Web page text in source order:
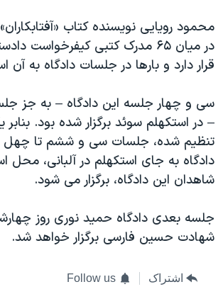
محمود رویایی نویسنده کتاب
در میان ۶۵ مدرک کتبی کیفرخواست
قرار دارد و بارها در جلسات دادگاه به
سی و چهار جلسه این دادگاه – به جز
– در استکهلم سوئد برگزار شده بود.
تنظیم شده، جلسات سی و ششم تا چهل
دادگاه به جای استکهلم در آلبانی، محل
شاهدان این دادگاه، برگزار می شود.
شهادت حسین فارسی برگزار خواهد شد.
اشتراک Follow us